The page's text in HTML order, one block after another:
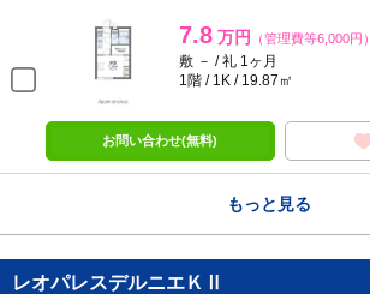
7.8 万円 （管理費等6,000円）
敷 － / 礼 1ヶ月
1階 / 1K / 19.87㎡
お問い合わせ(無料)
もっと見る
レオパレスデルニエＫⅡ